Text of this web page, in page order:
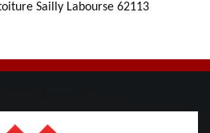
Sailly Labourse 62113